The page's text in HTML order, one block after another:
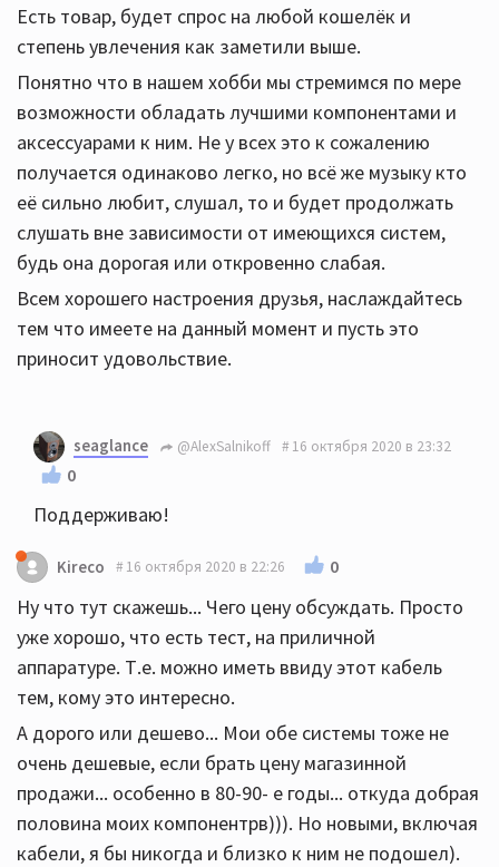
Есть товар, будет спрос на любой кошелёк и
степень увлечения как заметили выше.
Понятно что в нашем хобби мы стремимся по мере
возможности обладать лучшими компонентами и
аксессуарами к ним. Не у всех это к сожалению
получается одинаково легко, но всё же музыку кто
её сильно любит, слушал, то и будет продолжать
слушать вне зависимости от имеющихся систем,
будь она дорогая или откровенно слабая.
Всем хорошего настроения друзья, наслаждайтесь
тем что имеете на данный момент и пусть это
приносит удовольствие.
seaglance @AlexSalnikoff 16 октября 2020 в 23:32
0
Поддерживаю!
Kireco 16 октября 2020 в 22:26 0
Ну что тут скажешь... Чего цену обсуждать. Просто
уже хорошо, что есть тест, на приличной
аппаратуре. Т.е. можно иметь ввиду этот кабель
тем, кому это интересно.
А дорого или дешево... Мои обе системы тоже не
очень дешевые, если брать цену магазинной
продажи... особенно в 80-90- е годы... откуда добрая
половина моих компонентрв))). Но новыми, включая
кабели, я бы никогда и близко к ним не подошел).